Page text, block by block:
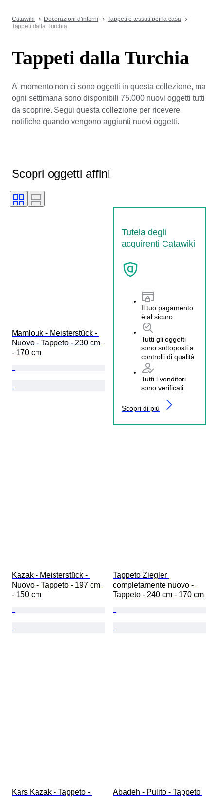
Catawiki Decorazioni d'interni
Tappeti e tessuti per la casa
Tappeti dalla Turchia
Tappeti dalla Turchia
Al momento non ci sono oggetti in questa collezione, ma
ogni settimana sono disponibili 75.000 nuovi oggetti tutti
da scoprire. Segui questa collezione per ricevere
notifiche quando vengono aggiunti nuovi oggetti.
Scopri oggetti affini
Tutela degli
acquirenti Catawiki
Il tuo pagamento
è al sicuro
Tutti gli oggetti
sono sottoposti a
controlli di qualità
Tutti i venditori
sono verificati
Scopri di più
Mamlouk - Meisterstück -
Nuovo - Tappeto - 230 cm
- 170 cm
Kazak - Meisterstück -
Nuovo - Tappeto - 197 cm
- 150 cm
Tappeto Ziegler
completamente nuovo -
Tappeto - 240 cm - 170 cm
Kars Kazak - Tappeto -
Abadeh - Pulito - Tappeto